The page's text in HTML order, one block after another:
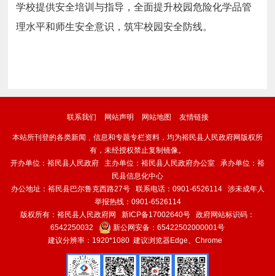
学校提供安全培训与指导，全面提升校园危险化学品管
理水平和师生安全意识，筑牢校园安全防线。
联系我们 网站声明 网站地图 友情链接
本站所刊登的各类新闻﹑信息和专题专栏资料，均为裕民县人民政府网版权所
有，未经授权禁止复制镜像。
开办单位：裕民县人民政府 主办单位：裕民县人民政府办公室 承办单位：裕
民县信息化中心
办公地址：裕民县巴尔鲁克西路27号 联系电话：0901-6526114 涉未成年人
举报热线：0901-6526114
版权所有：裕民县人民政府网 新ICP备17002640号 政府网站标识码：
6542250032
新公网安备： 65422502000001号
建议分辨率：1920*1080 建议浏览器Edge、Chrome